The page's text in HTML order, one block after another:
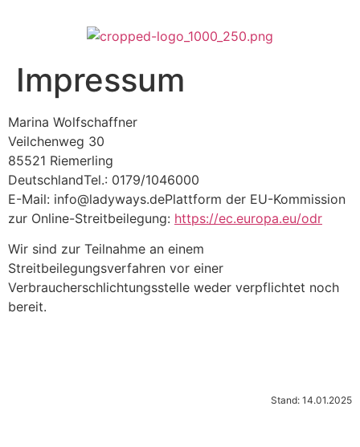
Impressum
Marina Wolfschaffner
Veilchenweg 30
85521 Riemerling
DeutschlandTel.: 0179/1046000
E-Mail: info@ladyways.dePlattform der EU-Kommission
zur Online-Streitbeilegung: https://ec.europa.eu/odr
Wir sind zur Teilnahme an einem
Streitbeilegungsverfahren vor einer
Verbraucherschlichtungsstelle weder verpflichtet noch
bereit.
Stand: 14.01.2025